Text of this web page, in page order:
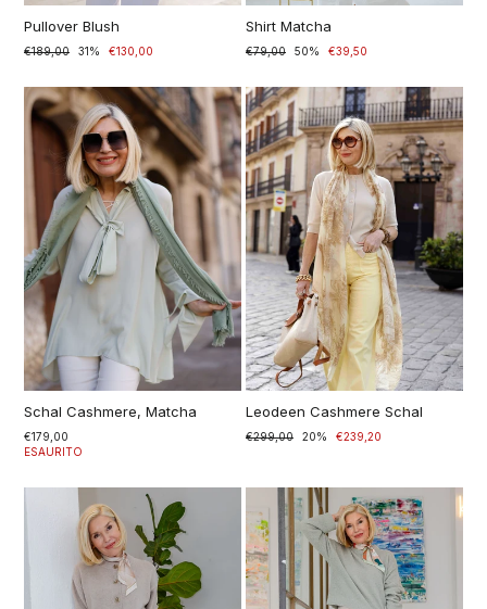
Pullover Blush
Prezzo
€189,00
Prezzo
31% €130,00
Shirt Matcha
Prezzo
€79,00
Prezzo
50% €39,50
Schal Cashmere, Matcha
€179,00
ESAURITO
Leodeen Cashmere Schal
Prezzo
€299,00
Prezzo
20% €239,20